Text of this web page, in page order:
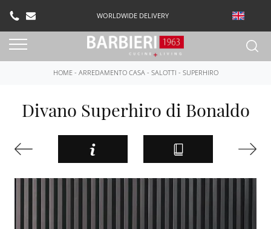
WORLDWIDE DELIVERY
HOME- ARREDAMENTO CASA- SALOTTI - SUPERHIRO
Divano Superhiro di Bonaldo